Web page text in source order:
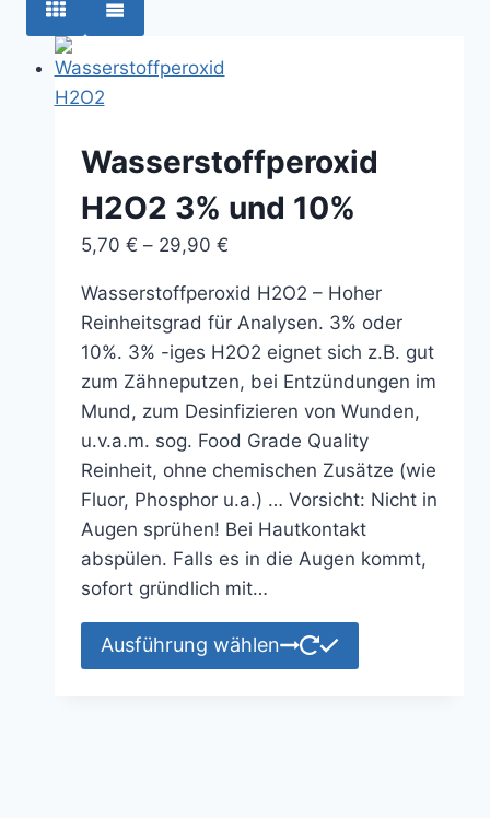
Wasserstoffperoxid
H2O2 3% und 10%
5,70 € – 29,90 €Preisspanne:
bis
29,90 €
Wasserstoffperoxid H2O2 – Hoher
Reinheitsgrad für Analysen. 3% oder
10%. 3% -iges H2O2 eignet sich z.B. gut
zum Zähneputzen, bei Entzündungen im
Mund, zum Desinfizieren von Wunden,
u.v.a.m. sog. Food Grade Quality
Reinheit, ohne chemischen Zusätze (wie
Fluor, Phosphor u.a.) … Vorsicht: Nicht in
Augen sprühen! Bei Hautkontakt
abspülen. Falls es in die Augen kommt,
sofort gründlich mit…
Ausführung wählen
Produkt